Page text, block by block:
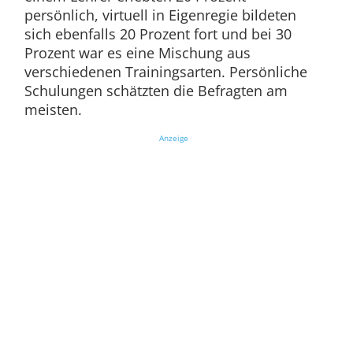
persönlich, virtuell in Eigenregie bildeten
sich ebenfalls 20 Prozent fort und bei 30
Prozent war es eine Mischung aus
verschiedenen Trainingsarten. Persönliche
Schulungen schätzten die Befragten am
meisten.
Anzeige